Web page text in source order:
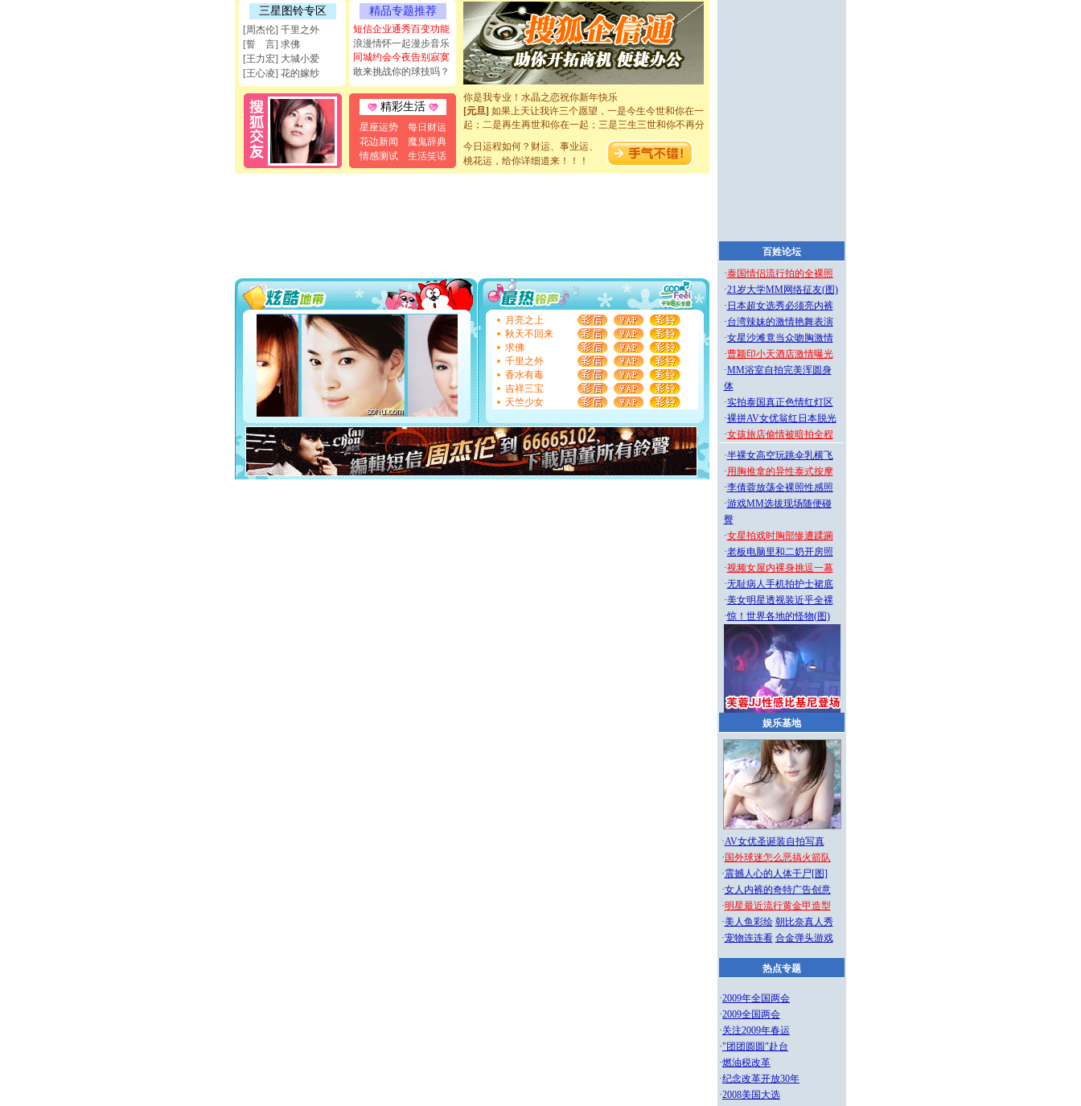
三星图铃专区
[周杰伦] 千里之外
[誓 言] 求佛
[王力宏] 大城小爱
[王心凌] 花的嫁纱
精品专题推荐
短信企业通秀百变功能
浪漫情怀一起漫步音乐
同城约会今夜告别寂寞
敢来挑战你的球技吗？
精彩生活
星座运势
每日财运
花边新闻
魔鬼辞典
情感测试
生活笑话
能正大光明地骚扰你,告诉你,圣诞要快乐!新年要快乐!天
天都要快乐噢!
[圣诞节]奉上一颗祝福的心,在这个特别的日子里,愿幸福,
如意,快乐,鲜花,一切美好的祝愿与你同在.圣诞快乐!
[元旦]看到你我会触电；看不到你我要充电；没有你我会
断电。爱你是我职业，想你是我事业，抱你是我特长，吻
[元旦]如果上天让我许三个愿望，一是今生今世和你在一
起；二是再生再世和你在一起；三是三生三世和你不再分
离。水晶之恋祝你新年快乐
[元旦]当我狠下心扭头离去那一刻，你在我身后无助地哭
泣，这痛楚让我明白我多么爱你。我转身抱住你：这猪不
你太多，只有给你五千万：千万快乐！千万要健康！千万
要平安！千万要知足！千万不要忘记我！
[圣诞节]不只这样的日子才会想起你,而是这样的日子才
能正大光明地骚扰你,告诉你,圣诞要快乐!新年要快乐!天
天都要快乐噢!
[圣诞节]奉上一颗祝福的心,在这个特别的日子里,愿幸福,
如意,快乐,鲜花,一切美好的祝愿与你同在.圣诞快乐!
[元旦]
看到你我会触电；看不到你我要充电；没有你我会
断电。爱你是我职业，想你是我事业，抱你是我特长，吻
你是我专业！水晶之恋祝你新年快乐
[元旦]
如果上天让我许三个愿望，一是今生今世和你在一
起；二是再生再世和你在一起；三是三生三世和你不再分
离。水晶之恋祝你新年快乐
[元旦]当我狠下心扭头离去那一刻，你在我身后无助地哭
泣，这痛楚让我明白我多么爱你。我转身抱住你：这猪不
今日运程如何？财运、事业运、
桃花运，给你详细道来！！！
月亮之上
秋天不回来
求佛
千里之外
香水有毒
吉祥三宝
天竺少女
百姓论坛
·泰国情侣流行拍的全裸照
·21岁大学MM网络征友(图)
· 日本超女选秀必须亮内裤
·台湾辣妹的激情艳舞表演
·女星沙滩竟当众吻胸激情
·曹颖印小天酒店激情曝光
·MM浴室自拍完美浑圆身
体
·实拍泰国真正色情红灯区
·裸拼AV女优翁红日本脱光
·女孩旅店偷情被暗拍全程
·半裸女高空玩跳伞乳横飞
·用胸推拿的异性泰式按摩
·李倩蓉放荡全裸照性感照
·游戏MM选拔现场随便碰
臀
·女星拍戏时胸部惨遭蹂躏
·老板电脑里和二奶开房照
·视频女屋内裸身挑逗一幕
·无耻病人手机拍护士裙底
·美女明星透视装近乎全裸
·惊！世界各地的怪物(图)
娱乐基地
·AV女优圣诞装自拍写真
· 国外球迷怎么恶搞火箭队
·震撼人心的人体干尸[图]
·女人内裤的奇特广告创意
·明星最近流行黄金甲造型
·美人鱼彩绘 朝比奈真人秀
·宠物连连看 合金弹头游戏
热点专题
·2009年全国两会
·2009全国两会
·关注2009年春运
·"团团圆圆"赴台
·燃油税改革
·纪念改革开放30年
·2008美国大选